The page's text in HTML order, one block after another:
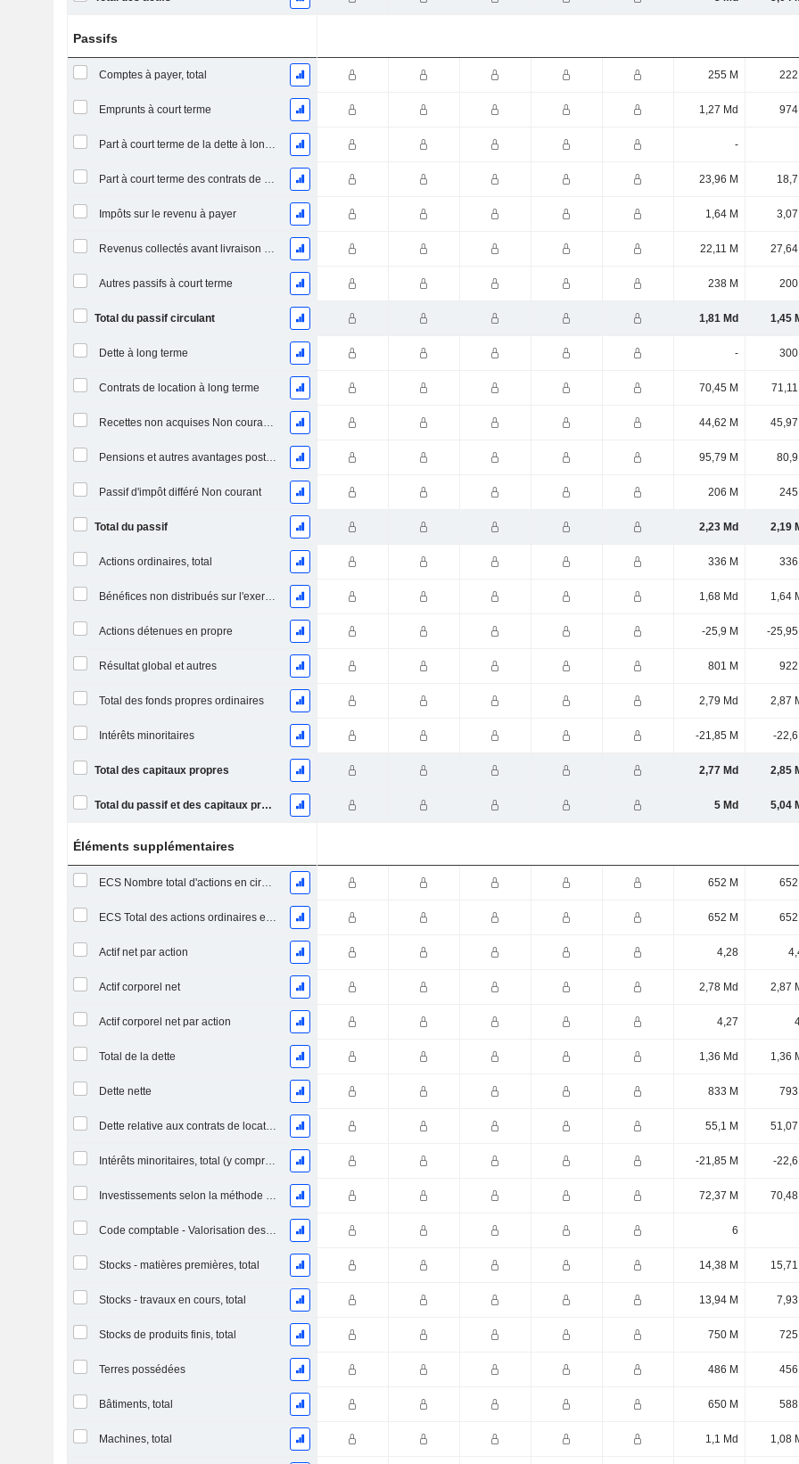
Passifs
Comptes à payer, total 255 M 222
Emprunts à court terme 1,27 Md 974
Part à court terme de la dette à long terme -
Part à court terme des contrats de location 23,96 M 18,7
Impôts sur le revenu à payer 1,64 M 3,07
Revenus collectés avant livraison du produit/service 22,11 M 27,64
Autres passifs à court terme 238 M 200
Total du passif circulant 1,81 Md 1,45
Dette à long terme - 300
Contrats de location à long terme 70,45 M 71,11
Recettes non acquises Non courantes 44,62 M 45,97
Pensions et autres avantages postérieurs à l'emploi 95,79 M 80,9
Passif d'impôt différé Non courant 206 M 245
Total du passif 2,23 Md 2,19
Actions ordinaires, total 336 M 336
Bénéfices non distribués sur l'exercice 1,68 Md 1,64
Actions détenues en propre -25,9 M -25,95
Résultat global et autres 801 M 922
Total des fonds propres ordinaires 2,79 Md 2,87
Intérêts minoritaires -21,85 M -22,6
Total des capitaux propres 2,77 Md 2,85
Total du passif et des capitaux propres 5 Md 5,04
Éléments supplémentaires
ECS Nombre total d'actions en circulation à la date de dépôt 652 M 652
ECS Total des actions ordinaires en circulation 652 M 652
Actif net par action 4,28
Actif corporel net 2,78 Md 2,87
Actif corporel net par action 4,27
Total de la dette 1,36 Md 1,36
Dette nette 833 M 793
Dette relative aux contrats de location 55,1 M 51,07
Intérêts minoritaires, total (y compris la division financière) -21,85 M -22,6
Investissements selon la méthode de la mise en équivalence, total 72,37 M 70,48
Code comptable - Valorisation des stocks 6
Stocks - matières premières, total 14,38 M 15,71
Stocks - travaux en cours, total 13,94 M 7,93
Stocks de produits finis, total 750 M 725
Terres possédées 486 M 456
Bâtiments, total 650 M 588
Machines, total 1,1 Md 1,08